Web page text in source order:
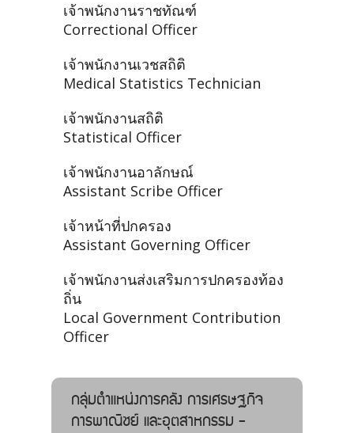
เจ้าพนักงานราชทัณฑ์
Correctional Officer
เจ้าพนักงานเวชสถิติ
Medical Statistics Technician
เจ้าพนักงานสถิติ
Statistical Officer
เจ้าพนักงานอาลักษณ์
Assistant Scribe Officer
เจ้าหน้าที่ปกครอง
Assistant Governing Officer
เจ้าพนักงานส่งเสริมการปกครองท้อง
ถิ่น
Local Government Contribution
Officer
กลุ่มตำแหน่งการคลัง การเศรษฐกิจ
การพาณิชย์ และอุตสาหกรรม -